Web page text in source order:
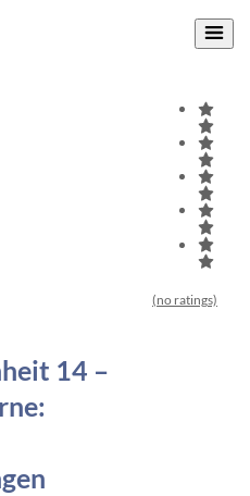
(no ratings)
14 –